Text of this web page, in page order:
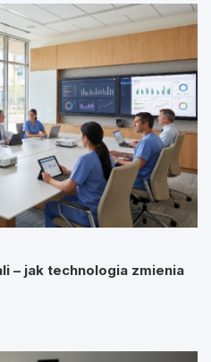
– jak technologia zmienia